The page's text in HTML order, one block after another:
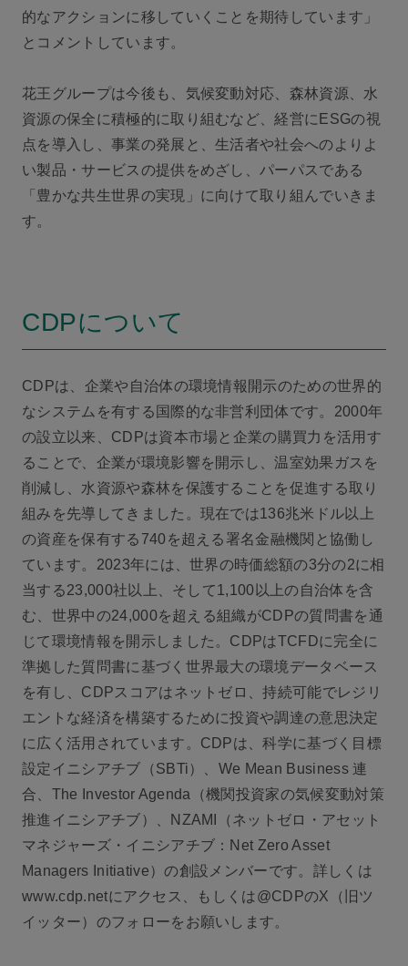
的なアクションに移していくことを期待しています」
とコメントしています。
花王グループは今後も、気候変動対応、森林資源、水
資源の保全に積極的に取り組むなど、経営にESGの視
点を導入し、事業の発展と、生活者や社会へのよりよ
い製品・サービスの提供をめざし、パーパスである
「豊かな共生世界の実現」に向けて取り組んでいきま
す。
CDPについて
CDPは、企業や自治体の環境情報開示のための世界的
なシステムを有する国際的な非営利団体です。2000年
の設立以来、CDPは資本市場と企業の購買力を活用す
ることで、企業が環境影響を開示し、温室効果ガスを
削減し、水資源や森林を保護することを促進する取り
組みを先導してきました。現在では136兆米ドル以上
の資産を保有する740を超える署名金融機関と協働し
ています。2023年には、世界の時価総額の3分の2に相
当する23,000社以上、そして1,100以上の自治体を含
む、世界中の24,000を超える組織がCDPの質問書を通
じて環境情報を開示しました。CDPはTCFDに完全に
準拠した質問書に基づく世界最大の環境データベース
を有し、CDPスコアはネットゼロ、持続可能でレジリ
エントな経済を構築するために投資や調達の意思決定
に広く活用されています。CDPは、科学に基づく目標
設定イニシアチブ（SBTi）、We Mean Business 連
合、The Investor Agenda（機関投資家の気候変動対策
推進イニシアチブ）、NZAMI（ネットゼロ・アセット
マネジャーズ・イニシアチブ：Net Zero Asset
Managers Initiative）の創設メンバーです。詳しくは
www.cdp.netにアクセス、もしくは@CDPのX（旧ツ
イッター）のフォローをお願いします。